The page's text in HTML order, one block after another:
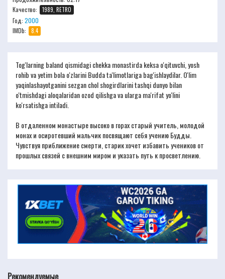
Качество:
1989, RETRO
Год: 2000
IMDb:
8.4
Tog'larning baland qismidagi chekka monastirda keksa o'qituvchi, yosh
rohib va ​​yetim bola o'zlarini Budda ta'limotlariga bag'ishlaydilar. O'lim
yaqinlashayotganini sezgan chol shogirdlarini tashqi dunyo bilan
o'tmishdagi aloqalaridan ozod qilishga va ularga ma'rifat yo'lini
ko'rsatishga intiladi.
В отдаленном монастыре высоко в горах старый учитель, молодой
монах и осиротевший мальчик посвящают себя учению Будды.
Чувствуя приближение смерти, старик хочет избавить учеников от
прошлых связей с внешним миром и указать путь к просветлению.
Рекомендуемые